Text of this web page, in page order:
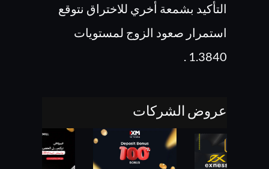
التأكيد بشمعة أخري للاختراق نتوقع
استمرار صعود الزوج لمستويات
1.3840 .
عروض الشركات